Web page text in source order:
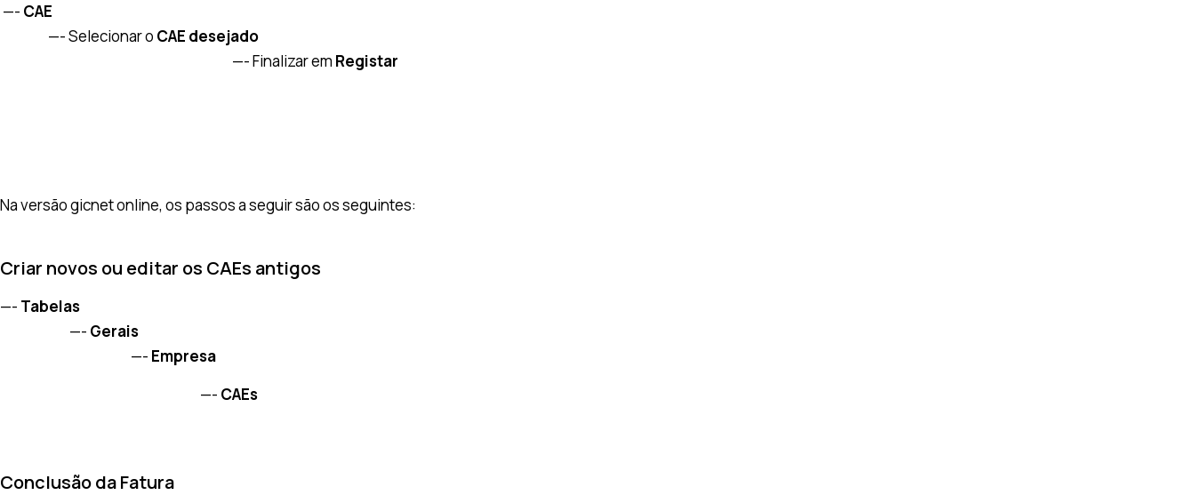
—- CAE
—- Selecionar o CAE desejado
—- Finalizar em Registar
Na versão gicnet online, os passos a seguir são os seguintes:
Criar novos ou editar os CAEs antigos
—- Tabelas
—- Gerais
—- Empresa
—- CAEs
Conclusão da Fatura